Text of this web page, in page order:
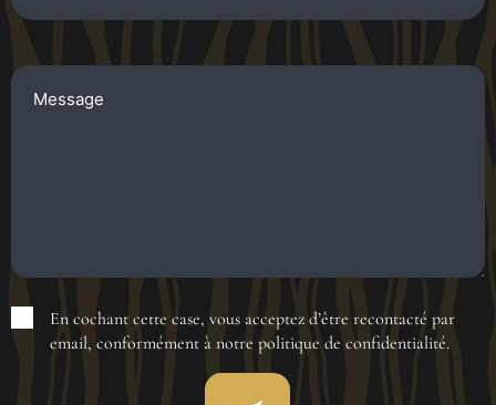
RGPDEn cochant cette case, vous acceptez d’être recontacté par
email, conformément à notre politique de confidentialité.